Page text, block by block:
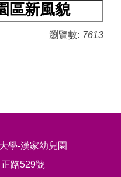
區新風貌
瀏覽數: 7613
學-漢家幼兒園
路529號